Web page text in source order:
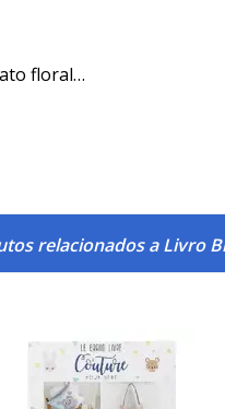
floral…
relacionados a Livro